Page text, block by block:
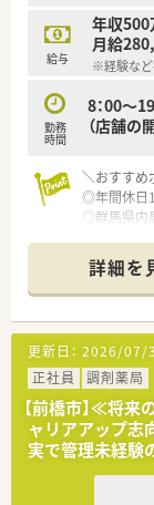
給与
年収500
月給
※経験な
勤務
時間
8：00～
（店舗の
＼おすすめ
◎年間休日
◎群馬県内
◎勤務薬剤
◎店舗拡
＼店舗の特
大通り沿い
敷地内にス
お買い物帰
調剤室は明
＼こんな会
群馬県発祥
DGS54店
詳細を
更新日： 2026/07/
正社員
調剤薬局
【前橋市】≪将
ャリアアップ志
実で管理未経験